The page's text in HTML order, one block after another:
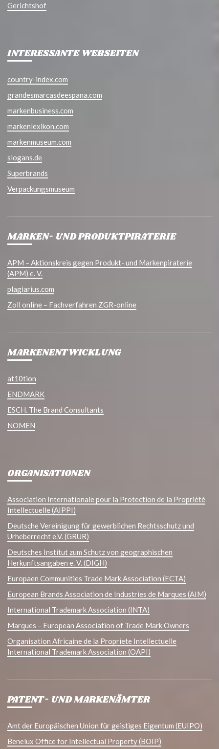
Gerichtshof
INTERESSANTE WEBSEITEN
country-index.com
grandesmarcasdeespana.com
markenbusiness.com
markenlexikon.com
markenmuseum.com
slogans.de
Superbrands
Verpackungsmuseum
MARKEN- UND PRODUKTPIRATERIE
APM – Aktionskreis gegen Produkt- und Markenpiraterie
(APM) e. V.
plagiarius.com
Zoll online – Fachverfahren ZGR-online
MARKENENTWICKLUNG
at10tion
ENDMARK
ESCH. The Brand Consultants
NOMEN
ORGANISATIONEN
Association Internationale pour la Protection de la Propriété
Intellectuelle (AIPPI)
Deutsche Vereinigung für gewerblichen Rechtsschutz und
Urheberrecht e.V. (GRUR)
Deutsches Institut zum Schutz von geographischen
Herkunftsangaben e. V. (DIGH)
Europaen Communities Trade Mark Association (ECTA)
European Brands Association de Industries de Marques (AIM)
International Trademark Association (INTA)
Marques – European Association of Trade Mark Owners
Organisation Africaine de la Propriete Intellectuelle
International Trademark Association (OAPI)
PATENT- UND MARKENÄMTER
Amt der Europäischen Union für geistiges Eigentum (EUIPO)
Benelux Office for Intellectual Property (BOIP)